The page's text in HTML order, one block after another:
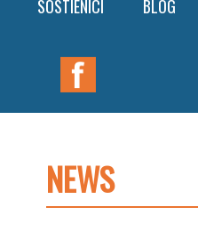
SOSTIENICI BLOG
Nav
Widget
NEWS